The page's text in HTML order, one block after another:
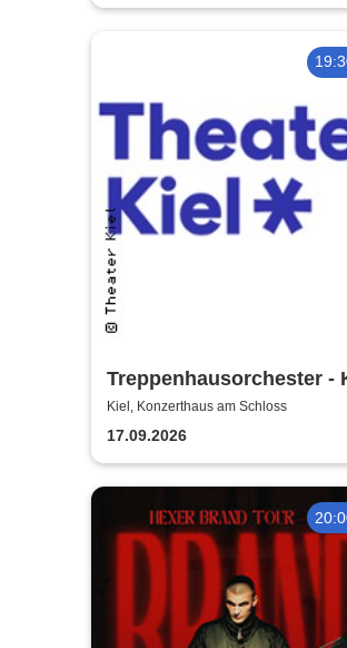
Treppenhausorchester -
| Theater Kiel
Kiel, Konzerthaus am Schloss
17.09.2026